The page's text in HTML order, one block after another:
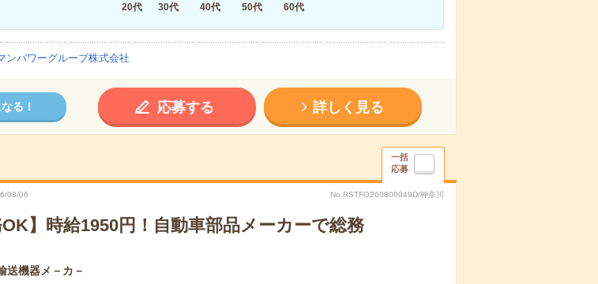
20代
30代 40代 50代 60代
ンパワーグループ株式会社
る！ 応募する 詳しく見る
一括
応募
08/06 No.RSTFO260800049D/神奈川
OK】時給1950円！自動車部品メーカーで総務
送機器メ－カ－